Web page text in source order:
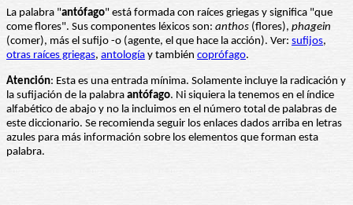
La palabra "antófago" está formada con raíces griegas y significa "que
come flores". Sus componentes léxicos son: anthos (flores), phagein
(comer), más el sufijo -o (agente, el que hace la acción). Ver: sufijos,
otras raíces griegas, antología y también coprófago.
Atención: Esta es una entrada mínima. Solamente incluye la radicación y
la sufijación de la palabra antófago. Ni siquiera la tenemos en el índice
alfabético de abajo y no la incluimos en el número total de palabras de
este diccionario. Se recomienda seguir los enlaces dados arriba en letras
azules para más información sobre los elementos que forman esta
palabra.